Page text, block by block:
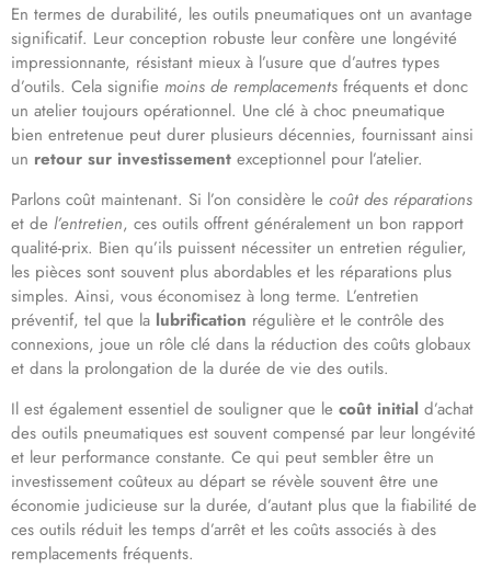
En termes de durabilité, les outils pneumatiques ont un avantage
significatif. Leur conception robuste leur confère une longévité
impressionnante, résistant mieux à l’usure que d’autres types
d’outils. Cela signifie moins de remplacements fréquents et donc
un atelier toujours opérationnel. Une clé à choc pneumatique
bien entretenue peut durer plusieurs décennies, fournissant ainsi
un retour sur investissement exceptionnel pour l’atelier.
Parlons coût maintenant. Si l’on considère le coût des réparations
et de l’entretien, ces outils offrent généralement un bon rapport
qualité-prix. Bien qu’ils puissent nécessiter un entretien régulier,
les pièces sont souvent plus abordables et les réparations plus
simples. Ainsi, vous économisez à long terme. L’entretien
préventif, tel que la lubrification régulière et le contrôle des
connexions, joue un rôle clé dans la réduction des coûts globaux
et dans la prolongation de la durée de vie des outils.
Il est également essentiel de souligner que le coût initial d’achat
des outils pneumatiques est souvent compensé par leur longévité
et leur performance constante. Ce qui peut sembler être un
investissement coûteux au départ se révèle souvent être une
économie judicieuse sur la durée, d’autant plus que la fiabilité de
ces outils réduit les temps d’arrêt et les coûts associés à des
remplacements fréquents.